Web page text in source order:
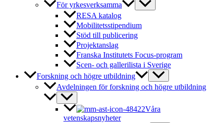
För yrkesverksamma
RESA katalog
Mobilitetsstipendium
Stöd till publicering
Projektanslag
Franska Institutets Focus-program
Scen- och gallerilista i Sverige
Forskning och högre utbildning
Avdelningen för forskning och högre utbildning
Våra
vetenskapsnyheter